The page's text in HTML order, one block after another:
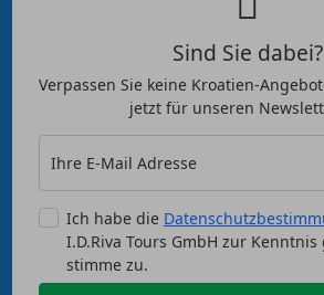
Sind Sie dabei?
Verpassen Sie keine Kroatien-
jetzt für unseren
Ihre E-Mail Adresse
Ich habe die
I.D.Riva Tours GmbH zur
stimme zu.